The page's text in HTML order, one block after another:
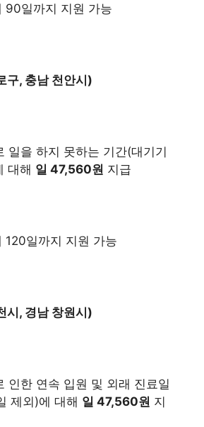
90일까지 지원 가능
구, 충남 천안시)
일을 하지 못하는 기간(대기기
대해 일 47,560원 지급
120일까지 지원 가능
시, 경남 창원시)
인한 연속 입원 및 외래 진료일
제외)에 대해 일 47,560원 지